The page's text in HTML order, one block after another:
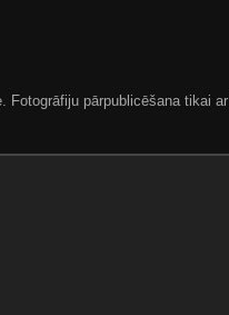
pārpublicēšana tikai ar